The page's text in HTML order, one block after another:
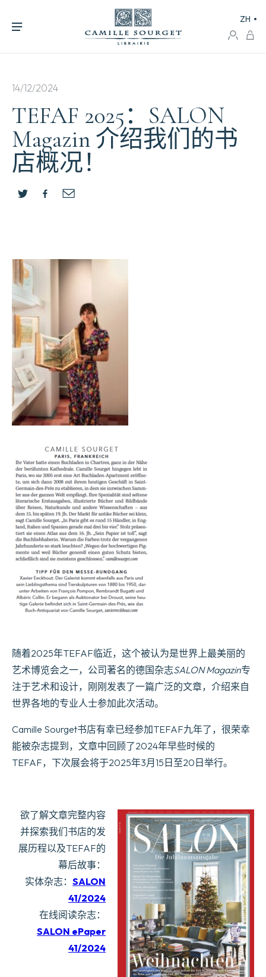
ZH
14/12/2024
TEFAF 2025：SALON
Magazin 介绍我们的书
店概况！
随着2025年TEFAF临近，这个被认为是世界上最美丽的
艺术博览会之一，公司著名的德国杂志SALON Magazin专
注于艺术和设计，刚刚发表了一篇广泛的文章，介绍来自
世界各地的专业人士参加此次活动。
Camille Sourget书店有幸已经参加TEFAF九年了，很荣幸
能被杂志提到，文章中回顾了2024年早些时候的
TEFAF，下次展会将于2025年3月15日至20日举行。
欲了解文章完整内容
并探索我们书店的发
展历程以及TEFAF的
幕后故事：
实体杂志： SALON
41/2024
在线阅读杂志：
SALON ePaper
41/2024